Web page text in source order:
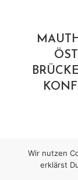
Wir nutzen
erklärst